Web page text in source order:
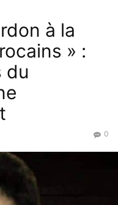
à la
» :
du
0